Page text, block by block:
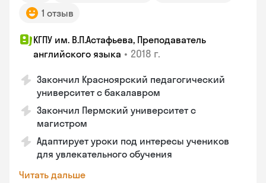
1 отзыв
КГПУ им. В.П.Астафьева, Преподаватель
английского языка • 2018 г.
Закончил Красноярский педагогический
университет с бакалавром
Закончил Пермский университет с
магистром
Адаптирует уроки под интересы учеников
для увлекательного обучения
Читать дальше